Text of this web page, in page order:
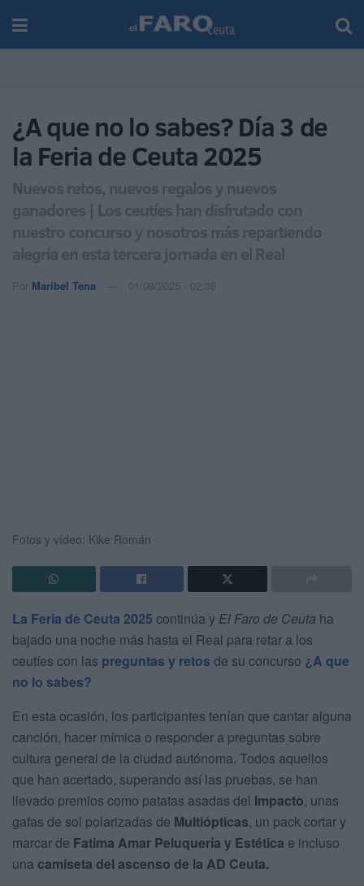
¿A que no lo sabes? Día 3 de
la Feria de Ceuta 2025
Nuevos retos, nuevos regalos y nuevos
ganadores | Los ceutíes han disfrutado con
nuestro concurso y nosotros más repartiendo
alegría en esta tercera jornada en el Real
Por Maribel Tena 01/08/2025 - 02:38
Fotos y vídeo: Kike Román
La Feria de Ceuta 2025 continúa y El Faro de Ceuta ha
bajado una noche más hasta el Real para retar a los
ceutíes con las preguntas y retos de su concurso ¿A que
no lo sabes?
En esta ocasión, los participantes tenían que cantar alguna
canción, hacer mímica o responder a preguntas sobre
cultura general de la ciudad autónoma. Todos aquellos
que han acertado, superando así las pruebas, se han
llevado premios como patatas asadas del Impacto, unas
gafas de sol polarizadas de Multiópticas, un pack cortar y
marcar de Fatima Amar Peluquería y Estética e incluso
una camiseta del ascenso de la AD Ceuta.